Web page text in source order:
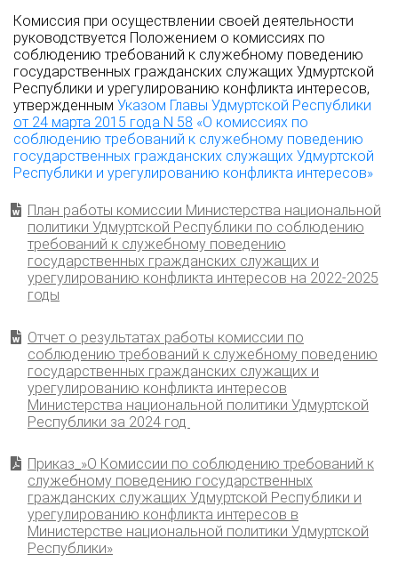
Комиссия при осуществлении своей деятельности
руководствуется Положением о комиссиях по
соблюдению требований к служебному поведению
государственных гражданских служащих Удмуртской
Республики и урегулированию конфликта интересов,
утвержденным Указом Главы Удмуртской Республики
от 24 марта 2015 года N 58 «О комиссиях по
соблюдению требований к служебному поведению
государственных гражданских служащих Удмуртской
Республики и урегулированию конфликта интересов»
План работы комиссии Министерства национальной
политики Удмуртской Республики по соблюдению
требований к служебному поведению
государственных гражданских служащих и
урегулированию конфликта интересов на 2022-2025
годы
Отчет о результатах работы комиссии по
соблюдению требований к служебному поведению
государственных гражданских служащих и
урегулированию конфликта интересов
Министерства национальной политики Удмуртской
Республики за 2024 год
Приказ_»О Комиссии по соблюдению требований к
служебному поведению государственных
гражданских служащих Удмуртской Республики и
урегулированию конфликта интересов в
Министерстве национальной политики Удмуртской
Республики»